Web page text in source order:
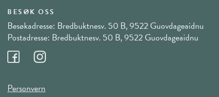
BESØK OSS
Besøkadresse: Bredbuktnesv. 50 B, 9522 Guovdageaidnu
Postadresse: Bredbuktnesv. 50 B, 9522 Guovdageaidnu
Personvern